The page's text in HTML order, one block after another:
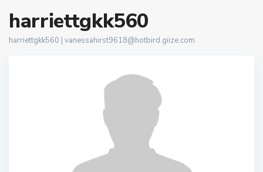
harriettgkk560
harriettgkk560 | vanessahirst9618@hotbird.giize.com